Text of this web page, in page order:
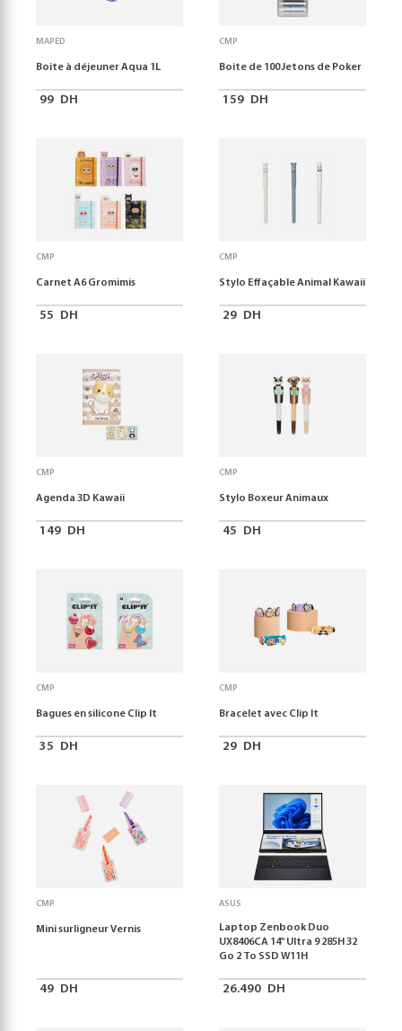
MAPED
Boite à déjeuner Aqua 1L
99 DH
CMP
Boite de 100 Jetons de Poker
159 DH
CMP
Carnet A6 Gromimis
55 DH
CMP
Stylo Effaçable Animal Kawaii
29 DH
CMP
Agenda 3D Kawaii
149 DH
CMP
Stylo Boxeur Animaux
45 DH
CMP
Bagues en silicone Clip It
35 DH
CMP
Bracelet avec Clip It
29 DH
CMP
Mini surligneur Vernis
49 DH
ASUS
Laptop Zenbook Duo
UX8406CA 14'' Ultra 9 285H 32
Go 2 To SSD W11H
26.490 DH